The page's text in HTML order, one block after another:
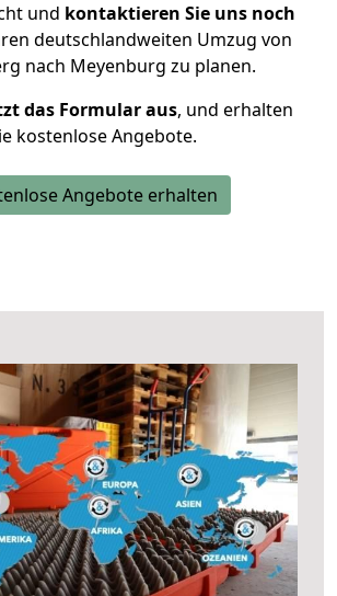
und kontaktieren Sie uns noch
deutschlandweiten Umzug von
nach Meyenburg zu planen.
das Formular aus, und erhalten
kostenlose Angebote.
Angebote erhalten